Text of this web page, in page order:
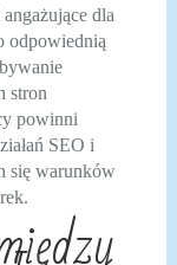
dla
odpowiednią
stron
powinni
SEO i
się warunków